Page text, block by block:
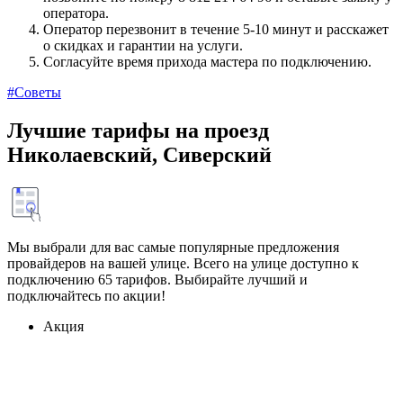
оператора.
Оператор перезвонит в течение 5-10 минут и расскажет
о скидках и гарантии на услуги.
Согласуйте время прихода мастера по подключению.
#Советы
Лучшие тарифы на проезд
Николаевский, Сиверский
Мы выбрали для вас самые популярные предложения
провайдеров на вашей улице. Всего на улице доступно к
подключению 65 тарифов. Выбирайте лучший и
подключайтесь по акции!
Акция